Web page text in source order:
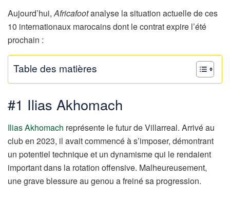
Aujourd’hui,Africafootanalyse la situation actuelle de ces
10 internationaux marocains dont le contrat expire l’été
prochain :
Table des matières
#1 Ilias Akhomach
Ilias Akhomach représente le futur de Villarreal. Arrivé au
club en 2023, il avait commencé à s’imposer, démontrant
un potentiel technique et un dynamisme qui le rendaient
important dans la rotation offensive. Malheureusement,
une grave blessure au genou a freiné sa progression.